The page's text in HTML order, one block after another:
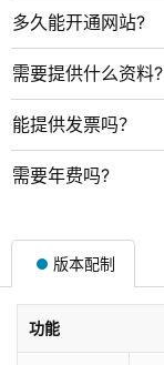
多久能开通网站?
需要提供什么资料?
能提供发票吗？
需要年费吗?
版本配制
功能